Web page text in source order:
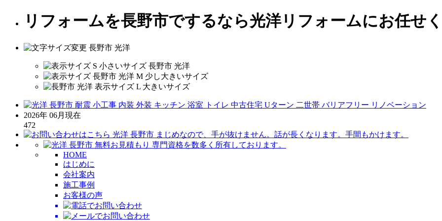
リフォームを長野市でするなら光洋リフォームにお任せ
2026年 06月現在
472
HOME
はじめに
会社案内
施工事例
お客様の声